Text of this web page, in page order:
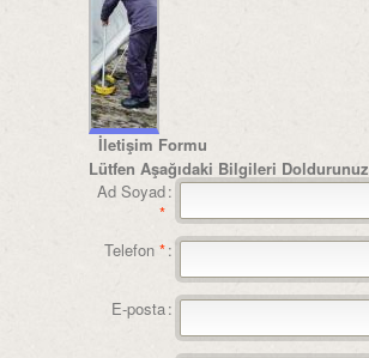
İletişim Formu
Lütfen Aşağıdaki Bilgileri Doldurunuz
Ad Soyad
*
:
Telefon *:
E-posta: